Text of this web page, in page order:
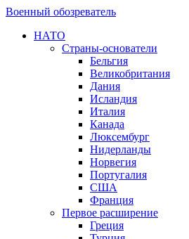
Военный обозреватель
НАТО
Страны-основатели
Бельгия
Великобритания
Дания
Исландия
Италия
Канада
Люксембург
Нидерланды
Норвегия
Португалия
США
Франция
Первое расширение
Греция